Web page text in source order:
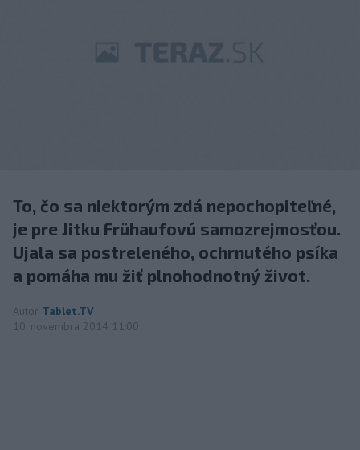
To, čo sa niektorým zdá nepochopiteľné,
je pre Jitku Frühaufovú samozrejmosťou.
Ujala sa postreleného, ochrnutého psíka
a pomáha mu žiť plnohodnotný život.
Autor Tablet.TV
10. novembra 2014 11:00